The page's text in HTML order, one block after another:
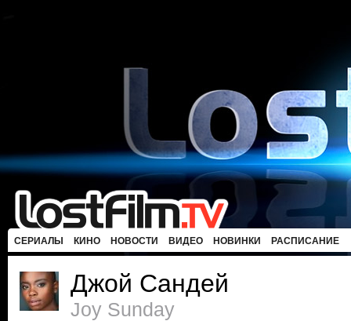
СЕРИАЛЫ КИНО НОВОСТИ ВИДЕО НОВИНКИ РАСПИСАНИЕ
Джой Сандей
Joy Sunday